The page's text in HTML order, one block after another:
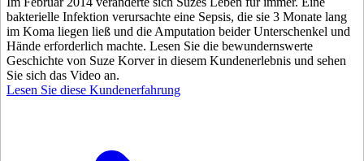
bakterielle Infektion verursachte eine Sepsis, die sie 3 Monate lang
im Koma liegen ließ und die Amputation beider Unterschenkel und
Hände erforderlich machte. Lesen Sie die bewundernswerte
Geschichte von Suze Korver in diesem Kundenerlebnis und sehen
Sie sich das Video an.
Lesen Sie diese Kundenerfahrung